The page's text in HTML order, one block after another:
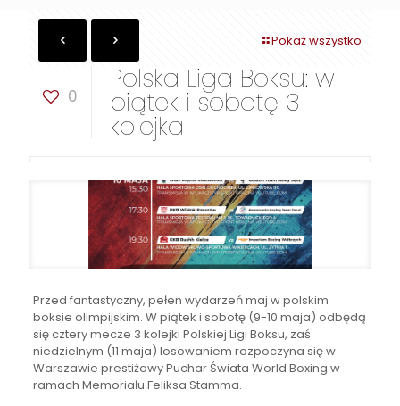
Pokaż wszystko
0
Polska Liga Boksu: w
piątek i sobotę 3
kolejka
Przed fantastyczny, pełen wydarzeń maj w polskim
boksie olimpijskim. W piątek i sobotę (9-10 maja) odbędą
się cztery mecze 3 kolejki Polskiej Ligi Boksu, zaś
niedzielnym (11 maja) losowaniem rozpoczyna się w
Warszawie prestiżowy Puchar Świata World Boxing w
ramach Memoriału Feliksa Stamma.